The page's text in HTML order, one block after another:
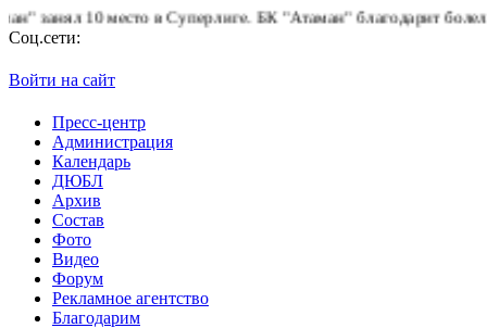
место в Суперлиге.БК "Атаман" благодарит болельщиков за
Соц.сети:
Войти на сайт
Пресс-центр
Администрация
Календарь
ДЮБЛ
Архив
Состав
Фото
Видео
Форум
Рекламное агентство
Благодарим